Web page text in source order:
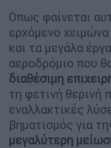
Οπως φαίνεται
ερχόμενο
και τα μεγάλα
αεροδρόμιο που
διαθέσιμη
τη φετινή θερινή
εναλλακτικές
βηματισμός για
μεγαλύτερη